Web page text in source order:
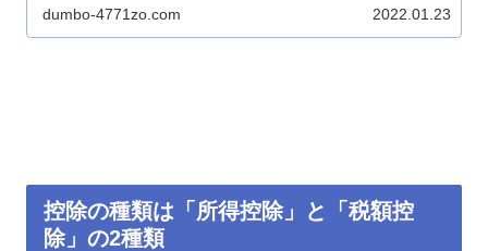
dumbo-4771zo.com 2022.01.23
控除の種類は「所得控除」と「税額控
除」の2種類